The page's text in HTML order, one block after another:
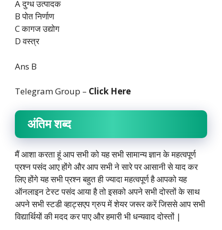
A दुग्ध उत्पादक
B पोत निर्णाण
C कागज उद्योग
D वस्त्र
Ans B
Telegram Group – Click Here
अंतिम शब्द
मैं आशा करता हूं आप सभी को यह सभी सामान्य ज्ञान के महत्वपूर्ण
प्रश्न पसंद आए होंगे और आप सभी ने सारे पर आसानी से याद कर
लिए होंगे यह सभी प्रश्न बहुत ही ज्यादा महत्वपूर्ण है आपको यह
ऑनलाइन टेस्ट पसंद आया है तो इसको अपने सभी दोस्तों के साथ
अपने सभी स्टडी व्हाट्सएप ग्रुप में शेयर जरूर करें जिससे आप सभी
विद्यार्थियों की मदद कर पाए और हमारी भी धन्यवाद दोस्तों |